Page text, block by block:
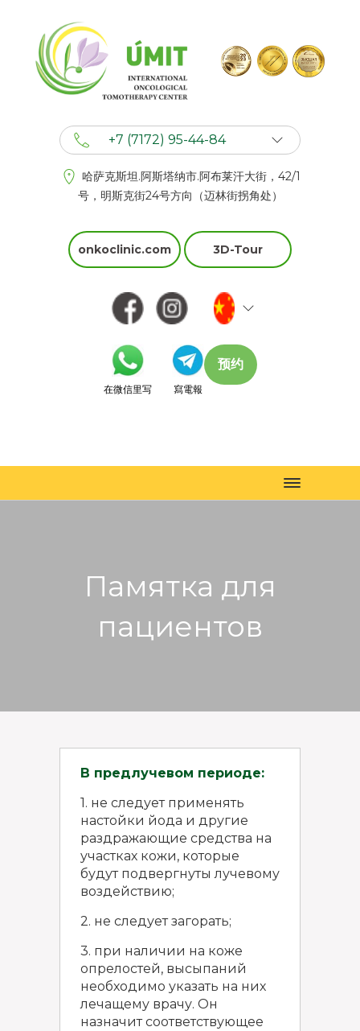
+7 (7172) 95-44-84
+7 (777) 201 44 44
哈萨克斯坦.阿斯塔纳市.阿布莱汗大街，42/1
号，明斯克街24号方向（迈林街拐角处）
onkoclinic.com 3D-Tour
在微信里写 寫電報
预约
Toggle
navigation
Памятка для
пациентов
В предлучевом периоде:
1. не следует применять
настойки йода и другие
раздражающие средства на
участках кожи, которые
будут подвергнуты лучевому
воздействию;
2. не следует загорать;
3. при наличии на коже
опрелостей, высыпаний
необходимо указать на них
лечащему врачу. Он
назначит соответствующее